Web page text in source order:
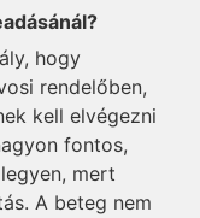
hogy
rendelőben,
kell elvégezni
fontos,
mert
A beteg nem